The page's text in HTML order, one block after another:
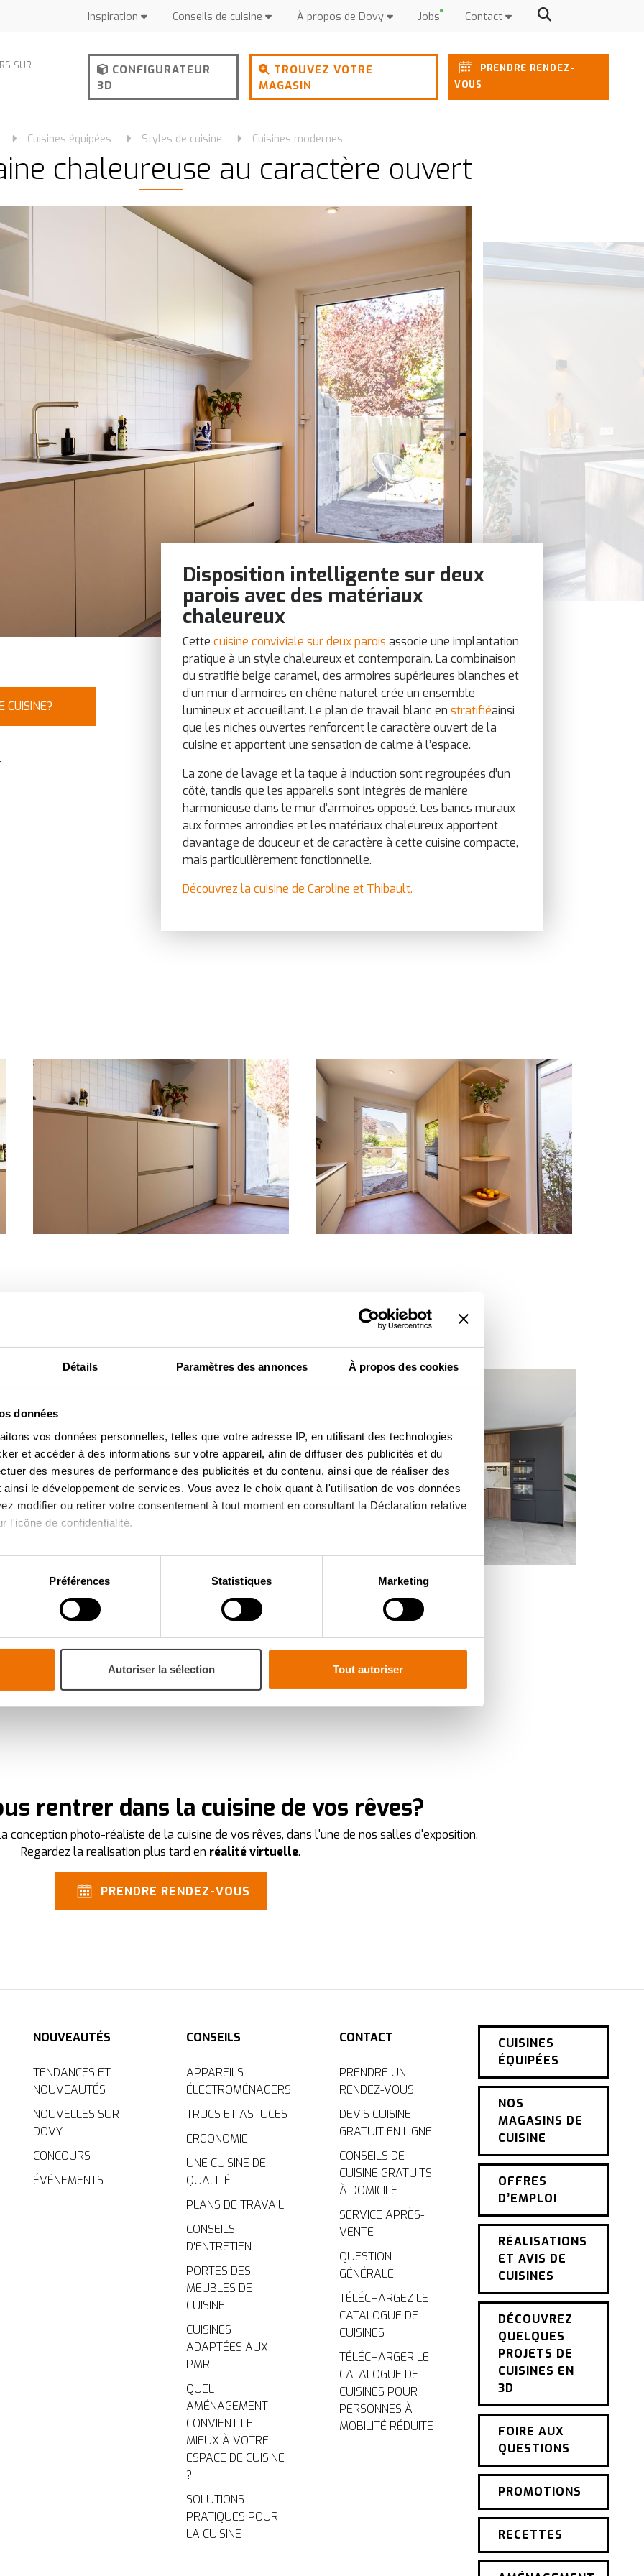
Détails Paramètres des annonces À propos des cookies
données
vos données personnelles, telles que votre adresse IP, en utilisant des technologies
et accéder à des informations sur votre appareil, afin de diffuser des publicités et du
des mesures de performance des publicités et du contenu, ainsi que de réaliser des
ainsi le développement de services. Vous avez le choix quant à l'utilisation de vos données
modifier ou retirer votre consentement à tout moment en consultant la Déclaration relative
l'icône de confidentialité.
également :
sur votre localisation géographique qui peuvent être précises à plusieurs mètres près
ou retirer votre consentement à tout moment à partir de la déclaration sur les cookies.
Préférences Statistiques Marketing
Autoriser la sélection Tout autoriser
Inspiration Conseils de cuisine À propos de Dovy Jobs Contact
SUR
CONFIGURATEUR
3D
TROUVEZ VOTRE
MAGASIN
PRENDRE RENDEZ-
VOUS
Cuisines équipées Styles de cuisine Cuisines modernes
chaleureuse au caractère ouvert
CUISINE?
Disposition intelligente sur deux
parois avec des matériaux
chaleureux
Cette cuisine conviviale sur deux parois associe une implantation
pratique à un style chaleureux et contemporain. La combinaison
du stratifié beige caramel, des armoires supérieures blanches et
d’un mur d’armoires en chêne naturel crée un ensemble
lumineux et accueillant. Le plan de travail blanc en stratifiéainsi
que les niches ouvertes renforcent le caractère ouvert de la
cuisine et apportent une sensation de calme à l’espace.
La zone de lavage et la taque à induction sont regroupées d’un
côté, tandis que les appareils sont intégrés de manière
harmonieuse dans le mur d’armoires opposé. Les bancs muraux
aux formes arrondies et les matériaux chaleureux apportent
davantage de douceur et de caractère à cette cuisine compacte,
mais particulièrement fonctionnelle.
Découvrez la cuisine de Caroline et Thibault.
PLUS DE CUISINES MODERNES À VOIR
rentrer dans la cuisine de vos rêves?
conception photo-réaliste de la cuisine de vos rêves, dans l'une de nos salles d'exposition.
Regardez la realisation plus tard en réalité virtuelle.
PRENDRE RENDEZ-VOUS
NOUVEAUTÉS
TENDANCES ET
NOUVEAUTÉS
NOUVELLES SUR
DOVY
CONCOURS
ÉVÉNEMENTS
CONSEILS
APPAREILS
ÉLECTROMÉNAGERS
TRUCS ET ASTUCES
ERGONOMIE
UNE CUISINE DE
QUALITÉ
PLANS DE TRAVAIL
CONSEILS
D'ENTRETIEN
PORTES DES
MEUBLES DE
CUISINE
CUISINES
ADAPTÉES AUX
PMR
QUEL
AMÉNAGEMENT
CONVIENT LE
MIEUX À VOTRE
ESPACE DE CUISINE
?
SOLUTIONS
PRATIQUES POUR
LA CUISINE
CONTACT
PRENDRE UN
RENDEZ-VOUS
DEVIS CUISINE
GRATUIT EN LIGNE
CONSEILS DE
CUISINE GRATUITS
À DOMICILE
SERVICE APRÈS-
VENTE
QUESTION
GÉNÉRALE
TÉLÉCHARGEZ LE
CATALOGUE DE
CUISINES
TÉLÉCHARGER LE
CATALOGUE DE
CUISINES POUR
PERSONNES À
MOBILITÉ RÉDUITE
CUISINES
ÉQUIPÉES
NOS
MAGASINS DE
CUISINE
OFFRES
D’EMPLOI
RÉALISATIONS
ET AVIS DE
CUISINES
DÉCOUVREZ
QUELQUES
PROJETS DE
CUISINES EN
3D
FOIRE AUX
QUESTIONS
PROMOTIONS
RECETTES